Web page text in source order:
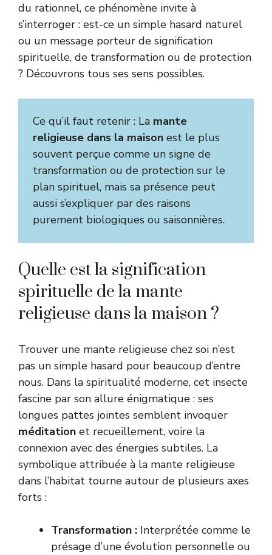
du rationnel, ce phénomène invite à
s’interroger : est-ce un simple hasard naturel
ou un message porteur de signification
spirituelle, de transformation ou de protection
? Découvrons tous ses sens possibles.
Ce qu’il faut retenir : La mante
religieuse dans la maison est le plus
souvent perçue comme un signe de
transformation ou de protection sur le
plan spirituel, mais sa présence peut
aussi s’expliquer par des raisons
purement biologiques ou saisonnières.
Quelle est la signification
spirituelle de la mante
religieuse dans la maison ?
Trouver une mante religieuse chez soi n’est
pas un simple hasard pour beaucoup d’entre
nous. Dans la spiritualité moderne, cet insecte
fascine par son allure énigmatique : ses
longues pattes jointes semblent invoquer
méditation et recueillement, voire la
connexion avec des énergies subtiles. La
symbolique attribuée à la mante religieuse
dans l’habitat tourne autour de plusieurs axes
forts :
Transformation : Interprétée comme le
présage d’une évolution personnelle ou